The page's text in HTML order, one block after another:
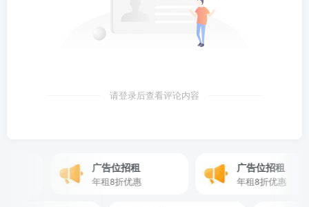
请登录后查看评论内容
广告位招租
年租8折优惠
广告位招租
年租8折优惠